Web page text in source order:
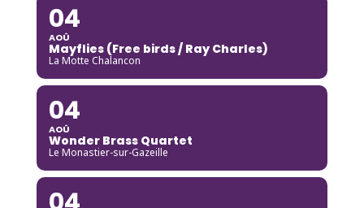
04
AOÛ
Mayflies (Free birds / Ray Charles)
La Motte Chalancon
04
AOÛ
Wonder Brass Quartet
Le Monastier-sur-Gazeille